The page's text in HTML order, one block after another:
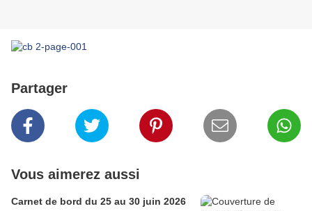
Partager
Vous aimerez aussi
Carnet de bord du 25 au 30 juin 2026